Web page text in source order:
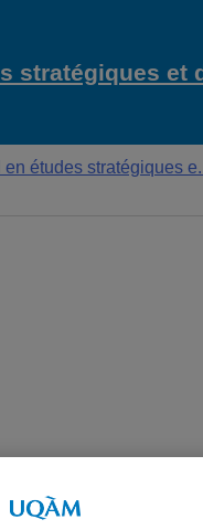
stratégiques et
études stratégiques